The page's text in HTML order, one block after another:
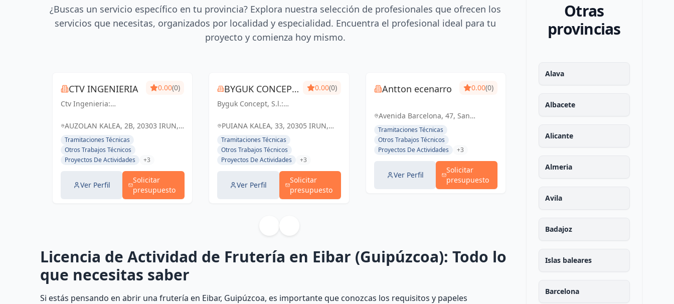
¿Buscas un servicio específico en tu provincia? Explora nuestra selección de profesionales que ofrecen los
servicios que necesitas, organizados por localidad y especialidad. Encuentra el profesional ideal para tu
proyecto y comienza hoy mismo.
CTV INGENIERIA
Ctv Ingenieria:
precisas para un futuro
Irun.
0.00(0)
AUZOLAN KALEA, 2B, 20303 IRUN,
GIPUZKOA, ESPAÑA, España
Tramitaciones Técnicas
Otros Trabajos Técnicos
Proyectos De Actividades
+3
Ver Perfil
Solicitar
presupuesto
BYGUK CONCEPT,
S.L.
Byguk Concept, S.l.:
ingeniería y
transforman espacios
en Guipúzcoa y Irun.
0.00(0)
PUIANA KALEA, 33, 20305 IRUN,
GIPUZKOA, ESPAÑA, España
Tramitaciones Técnicas
Otros Trabajos Técnicos
Proyectos De Actividades
+3
Ver Perfil
Solicitar
presupuesto
Antton ecenarro 0.00(0)
Avenida Barcelona, 47, San
Sebastián, España, España
Tramitaciones Técnicas
Otros Trabajos Técnicos
Proyectos De Actividades
+3
Ver Perfil
Solicitar
presupuesto
Licencia de Actividad de Frutería en Eibar (Guipúzcoa): Todo lo
que necesitas saber
Si estás pensando en abrir una frutería en Eibar, Guipúzcoa, es importante que conozcas los requisitos y papeles
Otras
provincias
Alava
Albacete
Alicante
Almeria
Avila
Badajoz
Islas baleares
Barcelona